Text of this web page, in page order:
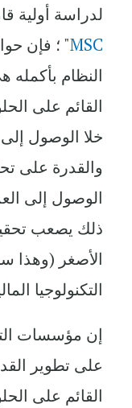
لدراسة أولية
MSC
النظام
القائم على
خلا الوصول إلى
والقدرة على
الوصول إلى
ذلك يصعب
الأصغر (وهذا
التكنولوجيا
إن مؤسسات
على تطوير
القائم على